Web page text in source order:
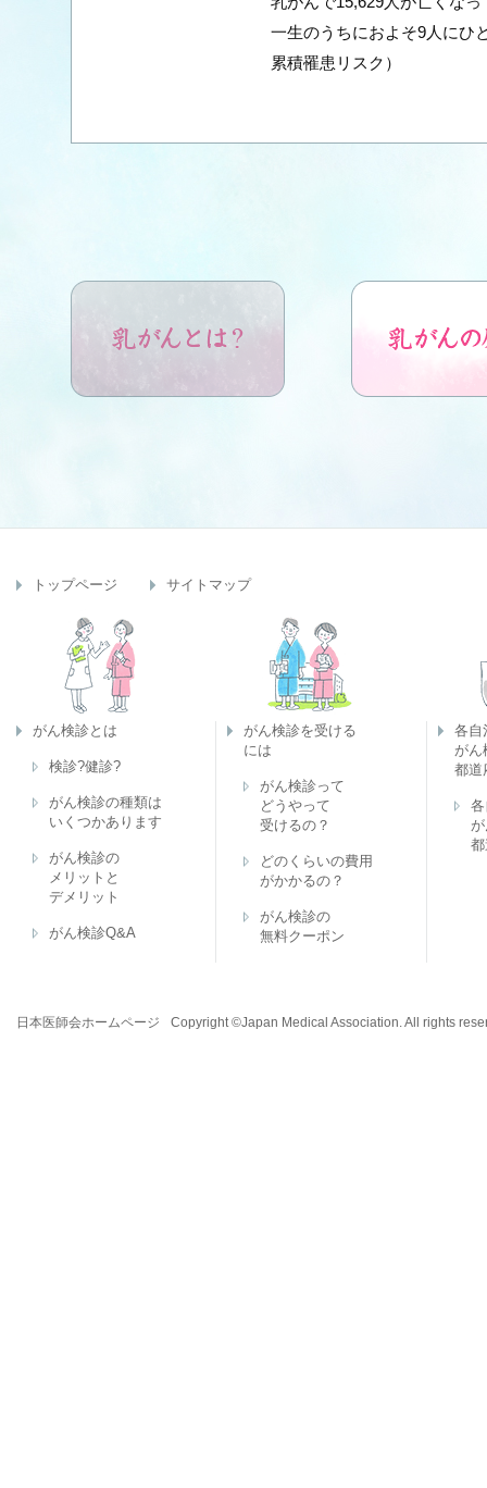
一生のうちにおよそ9人にひ
累積罹患リスク）
トップページ サイトマップ
がん検診とは
検診?健診?
がん検診の種類は
いくつかあります
がん検診の
メリットと
デメリット
がん検診Q&A
がん検診を受ける
には
がん検診って
どうやって
受けるの？
どのくらいの費用
がかかるの？
がん検診の
無料クーポン
各自
がん
都道
日本医師会ホームページ Copyright ©Japan Medical Association. All rights